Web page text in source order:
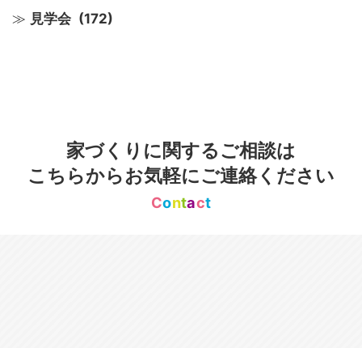
見学会 (172)
家づくりに関するご相談は
こちらからお気軽にご連絡ください
Contact